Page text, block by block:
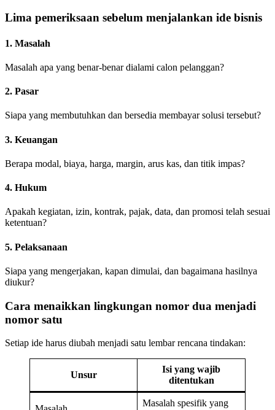
Lima pemeriksaan sebelum menjalankan ide bisnis
1. Masalah
Masalah apa yang benar-benar dialami calon pelanggan?
2. Pasar
Siapa yang membutuhkan dan bersedia membayar solusi tersebut?
3. Keuangan
Berapa modal, biaya, harga, margin, arus kas, dan titik impas?
4. Hukum
Apakah kegiatan, izin, kontrak, pajak, data, dan promosi telah sesuai
ketentuan?
5. Pelaksanaan
Siapa yang mengerjakan, kapan dimulai, dan bagaimana hasilnya
diukur?
Cara menaikkan lingkungan nomor dua menjadi
nomor satu
Setiap ide harus diubah menjadi satu lembar rencana tindakan:
Unsur
Isi yang wajib
ditentukan
Masalah spesifik yang